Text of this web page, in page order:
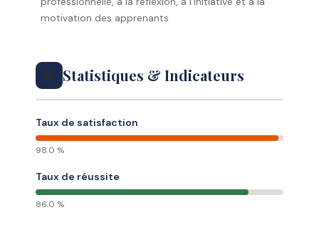
motivation des apprenants
📊 Statistiques & Indicateurs
Taux de satisfaction
98.0 %
Taux de réussite
86.0 %